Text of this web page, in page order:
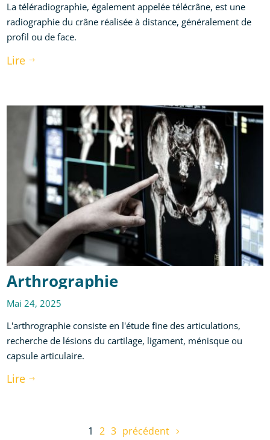
La téléradiographie, également appelée télécrâne, est une
radiographie du crâne réalisée à distance, généralement de
profil ou de face.
Lire $
Arthrographie
Mai 24, 2025
L'arthrographie consiste en l'étude fine des articulations,
recherche de lésions du cartilage, ligament, ménisque ou
capsule articulaire.
Lire $
1 2 3 précédent